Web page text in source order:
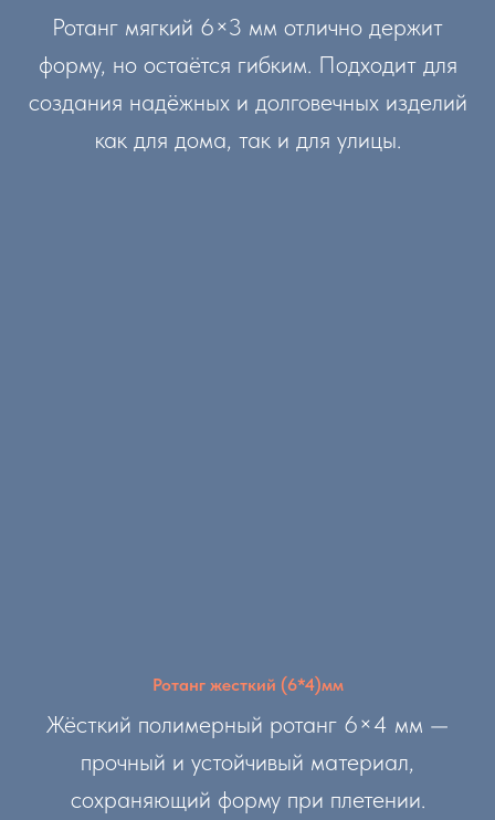
Ротанг мягкий 6×3 мм отлично держит
форму, но остаётся гибким. Подходит для
создания надёжных и долговечных изделий
как для дома, так и для улицы.
Ротанг жесткий (6*4)мм
Жёсткий полимерный ротанг 6×4 мм —
прочный и устойчивый материал,
сохраняющий форму при плетении.